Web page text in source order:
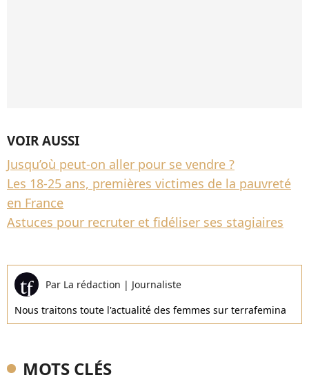
VOIR AUSSI
Jusqu’où peut-on aller pour se vendre ?
Les 18-25 ans, premières victimes de la pauvreté
en France
Astuces pour recruter et fidéliser ses stagiaires
Par La rédaction | Journaliste
Nous traitons toute l'actualité des femmes sur terrafemina
MOTS CLÉS